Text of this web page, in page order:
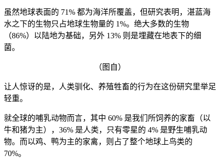
虽然地球表面的 71% 都为海洋所覆盖，但研究表明，湛蓝海
水之下的生物只占地球生物量的 1%。绝大多数的生物
（86%）以陆地为基础，另外 13% 则是埋藏在地表下的细
菌。
（图自）
让人惊讶的是，人类驯化、养殖牲畜的行为在这份研究里举足
轻重。
就全球的哺乳动物而言，其中 60% 是我们所饲养的家畜（以
牛和猪为主），36% 是人类，只有零星的 4% 是野生哺乳动
物。而以鸡、鸭为主的家禽，则占了整个地球上鸟类的
70%。